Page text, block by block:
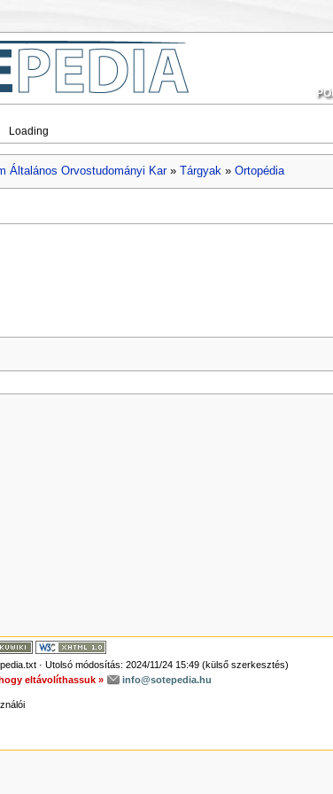
Loading
Általános Orvostudományi Kar» Tárgyak» Ortopédia
· Utolsó módosítás: 2024/11/24 15:49 (külső szerkesztés)
eltávolíthassuk »
info@sotepedia.hu